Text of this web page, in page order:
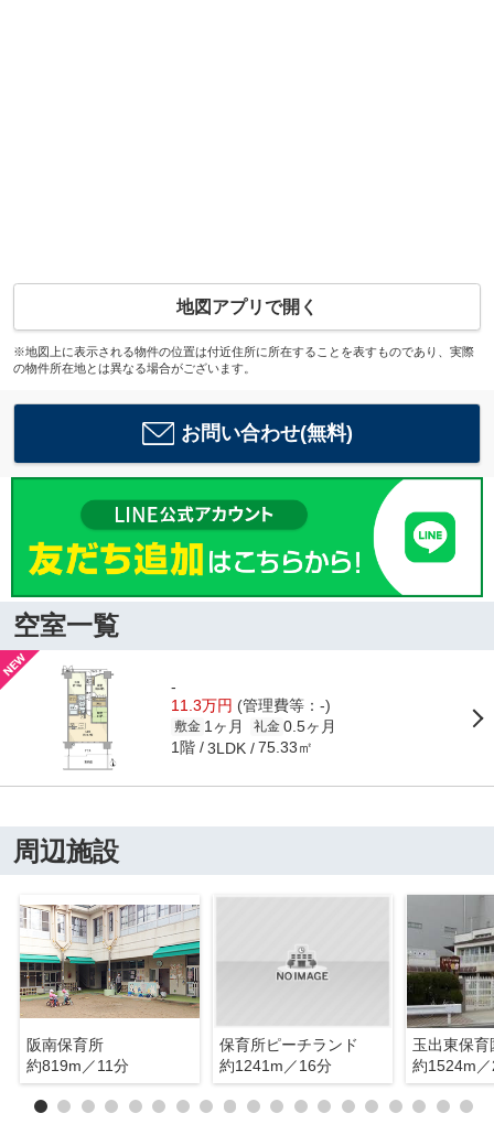
地図アプリで開く
※地図上に表示される物件の位置は付近住所に所在することを表すものであり、実際
の物件所在地とは異なる場合がございます。
お問い合わせ(無料)
空室一覧
-
11.3万円 (管理費等：-)
敷金 1ヶ月 礼金 0.5ヶ月
1階 3LDK 75.33㎡
周辺施設
阪南保育所
約819m／11分
保育所ピーチランド
約1241m／16分
玉出東保育
約1524m